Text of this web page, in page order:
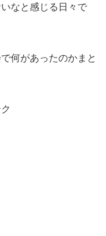
なと感じる日々で
何があったのかまと